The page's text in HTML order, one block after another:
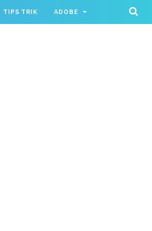
TIPS TRIK ADOBE